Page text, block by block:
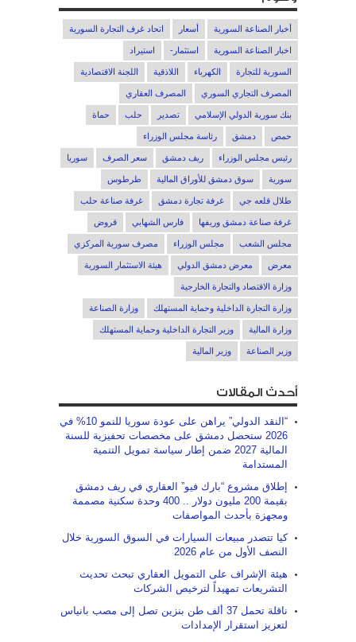
أخبار الصناعة السورية أسعار اتحاد غرف التجارة السورية
اخبار الصناعة السورية استثمار- استيراد
السورية للتجارة الكهرباء اللاذقية اللجنة الاقتصادية
المصرف التجاري السوري المصرف العقاري
بنك سورية الدولي الإسلامي تصدير حلب حماة
حمص دمشق رئاسة مجلس الوزراء
رئيس مجلس الوزراء ريف دمشق سعر الصرف سوريا
سورية سوق دمشق للأوراق المالية طرطوس
طلال قلعه جي غرفة تجارة دمشق غرفة صناعة حلب
غرفة صناعة دمشق وريفها فارس الشهابي قروض
مجلس الشعب مجلس الوزراء مصرف سورية المركزي
معرض معرض دمشق الدولي هيئة الاستثمار السورية
وزارة الاقتصاد والتجارة الخارجية
وزارة التجارة الداخلية وحماية المستهلك وزارة الصناعة
وزارة المالية وزير التجارة الداخلية وحماية المستهلك
وزير الصناعة وزير المالية
أحدث المقالات
“النقد الدولي” يراهن على عودة سوريا للنمو 10% في
2026 ستحصل دمشق على مخصصات تحفيزية للسنة
المالية 2027 ضمن إطار سياسة تمويل التنمية
المستدامة
إطلاق مشروع “بارك فيو” العقاري في ريف دمشق
بقيمة 200 مليون دولار .. 400 وحدة سكنية مصممة
ومجهزة بأحدث المواصفات
كيا تتصدر مبيعات السيارات في السوق السورية خلال
النصف الأول من عام 2026
هيئة الإشراف على التمويل العقاري تبحث تحديث
التشريعات تمهيداً لترخيص الشركات
ناقلة تحمل 37 ألف طن بنزين تصل إلى مصب بانياس
لتعزيز استقرار الإمدادات